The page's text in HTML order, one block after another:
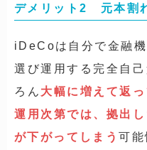
デメリット2 元本割
iDeCoは自分で金融
選び運用する完全自
ろん 大幅に増えて返
運用次第では、拠出
が下がってしまう可能